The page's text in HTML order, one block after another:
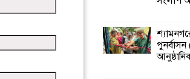
পুনর্বাসন